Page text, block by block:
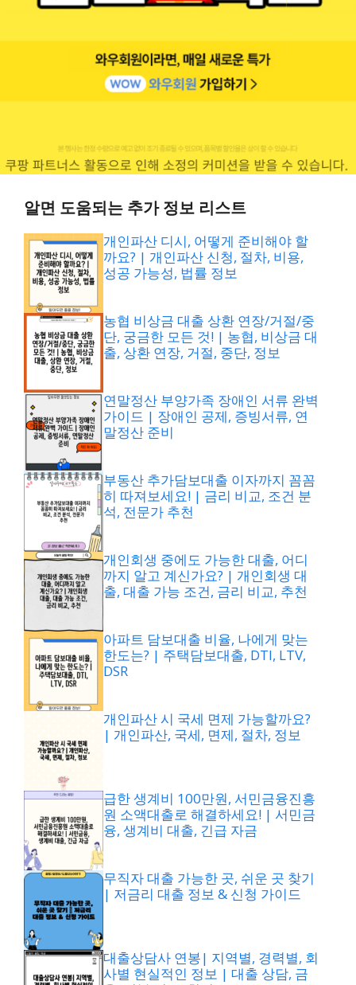
알면 도움되는 추가 정보 리스트
개인파산 디시, 어떻게 준비해야 할
까요? | 개인파산 신청, 절차, 비용,
성공 가능성, 법률 정보
농협 비상금 대출 상환 연장/거절/중
단, 궁금한 모든 것! | 농협, 비상금 대
출, 상환 연장, 거절, 중단, 정보
연말정산 부양가족 장애인 서류 완벽
가이드 | 장애인 공제, 증빙서류, 연
말정산 준비
부동산 추가담보대출 이자까지 꼼꼼
히 따져보세요! | 금리 비교, 조건 분
석, 전문가 추천
개인회생 중에도 가능한 대출, 어디
까지 알고 계신가요? | 개인회생 대
출, 대출 가능 조건, 금리 비교, 추천
아파트 담보대출 비율, 나에게 맞는
한도는? | 주택담보대출, DTI, LTV,
DSR
개인파산 시 국세 면제 가능할까요?
| 개인파산, 국세, 면제, 절차, 정보
급한 생계비 100만원, 서민금융진흥
원 소액대출로 해결하세요! | 서민금
융, 생계비 대출, 긴급 자금
무직자 대출 가능한 곳, 쉬운 곳 찾기
| 저금리 대출 정보 & 신청 가이드
대출상담사 연봉| 지역별, 경력별, 회
사별 현실적인 정보 | 대출 상담, 금